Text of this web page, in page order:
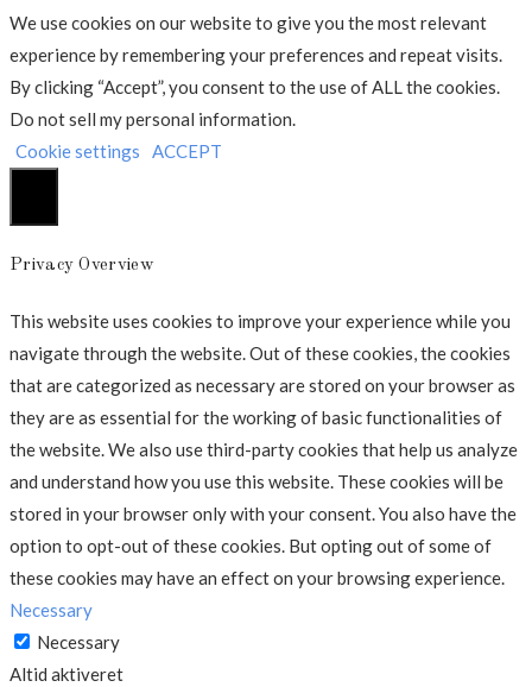
We use cookies on our website to give you the most relevant
experience by remembering your preferences and repeat visits.
By clicking “Accept”, you consent to the use of ALL the cookies.
Do not sell my personal information.
Cookie settings
ACCEPT
Privacy Overview
This website uses cookies to improve your experience while you
navigate through the website. Out of these cookies, the cookies
that are categorized as necessary are stored on your browser as
they are as essential for the working of basic functionalities of
the website. We also use third-party cookies that help us analyze
and understand how you use this website. These cookies will be
stored in your browser only with your consent. You also have the
option to opt-out of these cookies. But opting out of some of
these cookies may have an effect on your browsing experience.
Necessary
Necessary
Altid aktiveret